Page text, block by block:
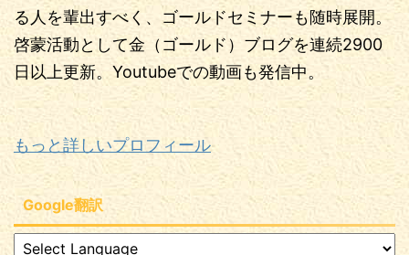
る人を輩出すべく、ゴールドセミナーも随時展開。
啓蒙活動として金（ゴールド）ブログを連続2900
日以上更新。Youtubeでの動画も発信中。
もっと詳しいプロフィール
Google翻訳